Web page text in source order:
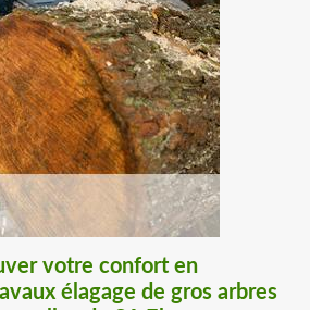
votre confort en
élagage de gros arbres